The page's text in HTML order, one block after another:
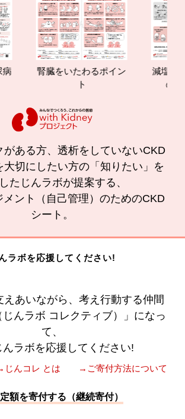
腎臓をいたわるポイン
減塩やた
の効果
がある方、透析をしていないCKD
大切にしたい方の「知りたい」を
たじんラボが提案する、
メント（自己管理）のためのCKD
シート。
ラボを応援してください!
えあいながら、考え行動する仲間
じんラボ コレクティブ）」になっ
て、
んラボを応援してください!
じんコレ とは →ご寄付方法について
額を寄付する（継続寄付）